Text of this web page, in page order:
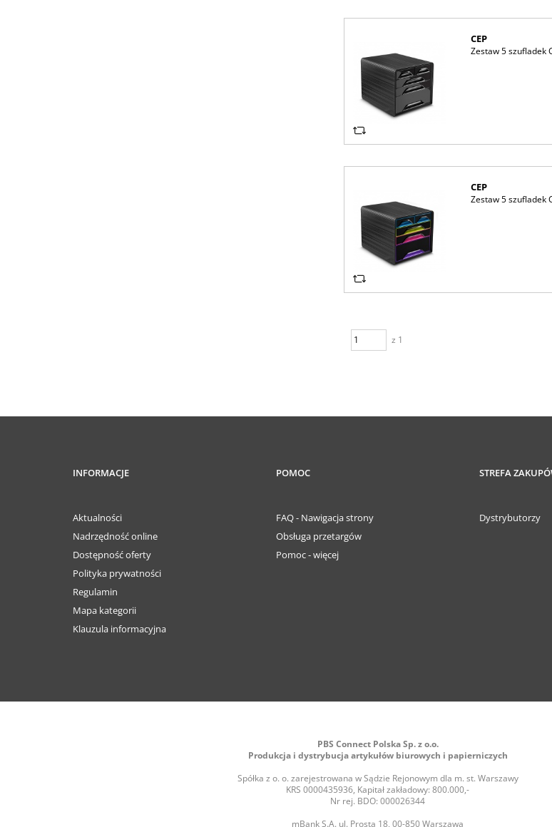
CEP
Zestaw 5 szufladek
CEP
Zestaw 5 szufladek
z 1
INFORMACJE
Aktualności
Nadrzędność online
Dostępność oferty
Polityka prywatności
Regulamin
Mapa kategorii
Klauzula informacyjna
POMOC
FAQ - Nawigacja strony
Obsługa przetargów
Pomoc - więcej
STREFA
Dystrybutorzy
PBS Connect Polska Sp. z o.o.
Produkcja i dystrybucja artykułów biurowych i papierniczych
Spółka z o. o. zarejestrowana w Sądzie Rejonowym dla m. st. Warszawy
KRS 0000435936, Kapitał zakładowy: 800.000,-
Nr rej. BDO: 000026344
mBank S.A. ul. Prosta 18, 00-850 Warszawa